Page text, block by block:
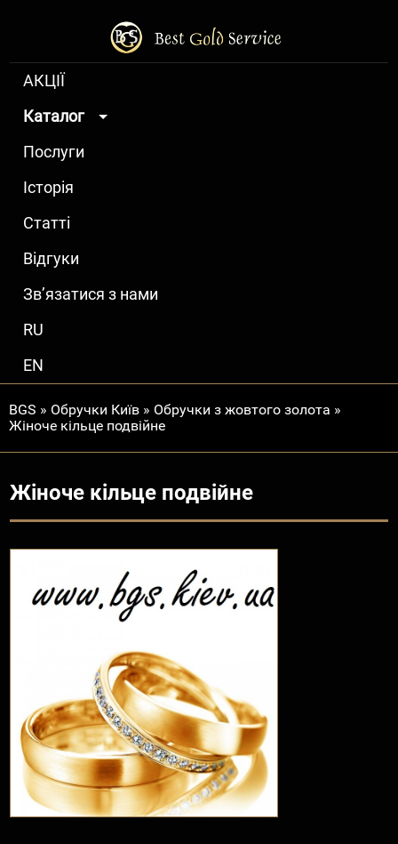
АКЦІЇ
Каталог
Послуги
Історія
Статті
Відгуки
Зв’язатися з нами
RU
EN
BGS » Обручки Київ » Обручки з жовтого золота »
Жіноче кільце подвійне
Жіноче кільце подвійне